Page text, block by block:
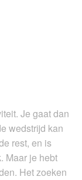
Je gaat dan
wedstrijd kan
rest, en is
Maar je hebt
Het zoeken